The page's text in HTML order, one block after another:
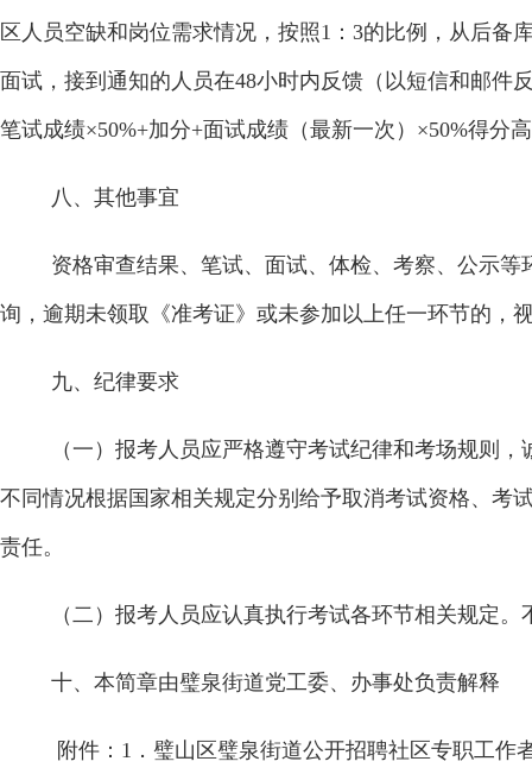
区人员空缺和岗位需求情况，按照1 ： 3的比例，从后备
面试，接到通知的人员在48小时内反馈（以短信和邮件
笔试成绩×50%+加分+面试成绩（最新一次）×50%得分
八、其他事宜
资格审查结果、笔试、面试、体检、考察、公示
询，逾期未领取《准考证》或未参加以上任一环节的，
九、纪律要求
（一） 报考人员应严格遵守考试纪律和考场规则
不同情况根据国家相关规定分别给予取消考试资格、考
责任。
（二） 报考人员应认真执行考试各环节相关规定
十、本简章由璧泉街道党工委、办事处负责解释
附件： 1 ． 璧山区璧泉街道公开招聘社区专职工作